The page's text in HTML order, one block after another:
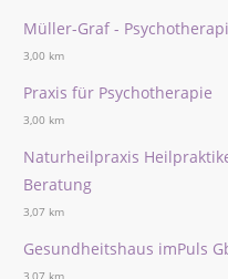
Müller-Graf -
3,00 km
Praxis für Psychotherapie
3,00 km
Naturheilpraxis
Beratung
3,07 km
Gesundheitshaus imPuls